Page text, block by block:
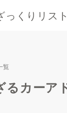
っくりリス
覧
るカー